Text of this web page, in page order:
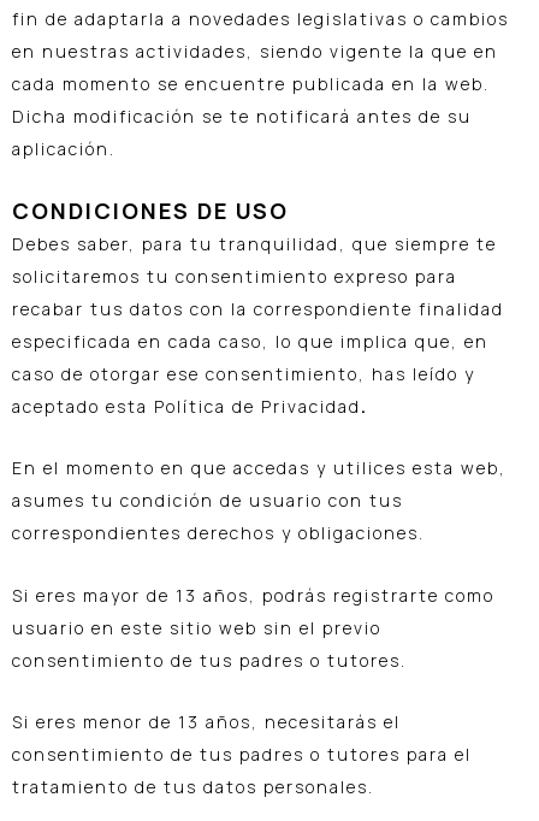
fin de adaptarla a novedades legislativas o cambios
en nuestras actividades, siendo vigente la que en
cada momento se encuentre publicada en la web.
Dicha modificación se te notificará antes de su
aplicación.
CONDICIONES DE USO
Debes saber, para tu tranquilidad, que siempre te
solicitaremos tu consentimiento expreso para
recabar tus datos con la correspondiente finalidad
especificada en cada caso, lo que implica que, en
caso de otorgar ese consentimiento, has leído y
aceptado esta Política de Privacidad .
En el momento en que accedas y utilices esta web,
asumes tu condición de usuario con tus
correspondientes derechos y obligaciones.
Si eres mayor de 13 años, podrás registrarte como
usuario en este sitio web sin el previo
consentimiento de tus padres o tutores.
Si eres menor de 13 años, necesitarás el
consentimiento de tus padres o tutores para el
tratamiento de tus datos personales.